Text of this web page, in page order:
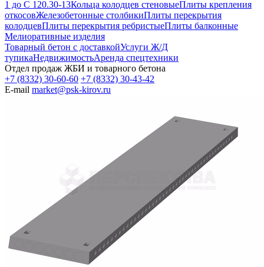
1 до С 120.30-13Кольца колодцев стеновыеПлиты крепления
откосовЖелезобетонные столбикиПлиты перекрытия
колодцевПлиты перекрытия ребристыеПлиты балконные
Мелиоративные изделия
Товарный бетон с доставкойУслуги Ж/Д
тупикаНедвижимостьАренда спецтехники
Отдел продаж ЖБИ и товарного бетона
+7 (8332) 30-60-60 +7 (8332) 30-43-42
E-mail market@psk-kirov.ru